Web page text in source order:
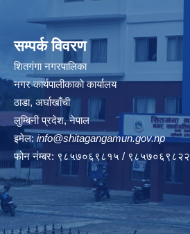
सम्पर्क विवरण
शितगंगा नगरपालिका
नगर कार्यपालीकाकाे कार्यालय
ठाडा, अर्घाखाँची
लुम्बिनी प्रदेश, नेपाल
इमेल: info@shitagangamun.gov.np
फोन नंम्बर: ९८५७०६९८१५ / ९८५७०६९८२२